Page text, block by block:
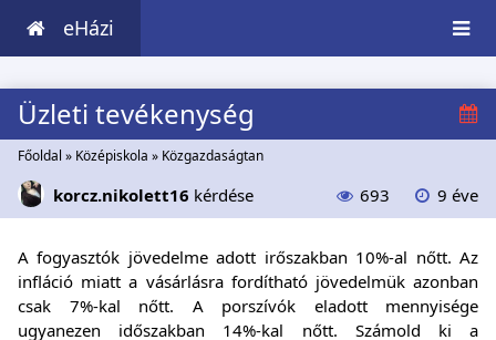
eHázi
Üzleti tevékenység
Főoldal » Középiskola » Közgazdaságtan
korcz.nikolett16 kérdése 693 9 éve
A fogyasztók jövedelme adott irőszakban 10%-al nőtt. Az
infláció miatt a vásárlásra fordítható jövedelmük azonban
csak 7%-kal nőtt. A porszívók eladott mennyisége
ugyanezen időszakban 14%-kal nőtt. Számold ki a